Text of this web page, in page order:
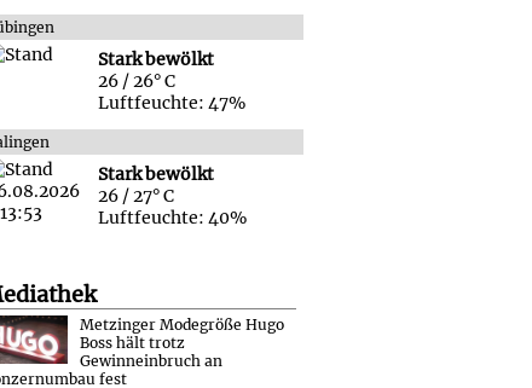
Stark bewölkt
26 / 26° C
Luftfeuchte: 47%
Stark bewölkt
26 / 27° C
Luftfeuchte: 40%
Metzinger Modegröße Hugo
Boss hält trotz
Gewinneinbruch an
fest